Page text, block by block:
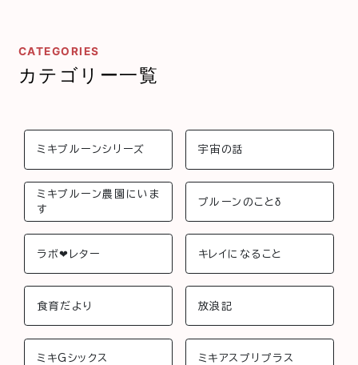
CATEGORIES
カテゴリー一覧
ミキプルーンシリーズ 宇宙の話
ミキプルーン農園にいま
す
プルーンのことδ
ラボ❤︎レター キレイになること
食育だより 放浪記
ミキGシックス ミキアスプリプラス